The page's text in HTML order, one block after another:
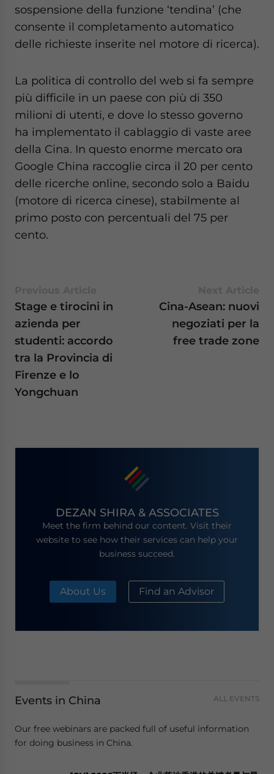
sospensione della funzione ‘tendina’ (che
consente il completamento automatico
delle richieste inserite nel motore di ricerca).
La politica di controllo del web si fa sempre
più difficile in un paese con più di 350
milioni di utenti, e dove lo stesso governo
ha implementato il cablaggio di vaste aree
della Cina. In questo enorme mercato ora
Google China raccoglie circa il 20 per cento
delle ricerche online, secondo solo a Baidu
(motore di ricerca cinese), stabilmente al
primo posto con percentuali del 75 per
cento.
Stage e tirocini in
azienda per
studenti: accordo
tra la Provincia di
Firenze e lo
Yongchuan
Cina-Asean: nuovi
negoziati per la
free trade zone
DEZAN SHIRA & ASSOCIATES
Meet the firm behind our content. Visit their
website to see how their services can help your
business succeed.
About Us Find an Advisor
Events in China ALL EVENTS
Our free webinars are packed full of useful information
for doing business in China.
- case sensitive